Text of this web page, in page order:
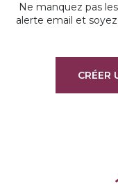
Ne manquez pas
alerte email et
CRÉER